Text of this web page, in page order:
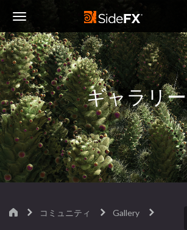
Navigation
ギャラリー
コミュニティ Gallery